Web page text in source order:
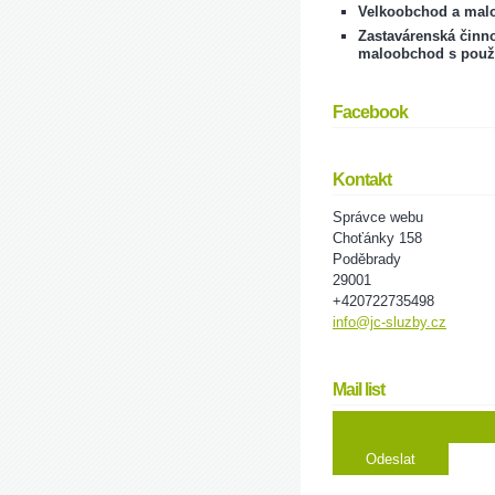
Velkoobchod a
Zastavárenská
maloobchod s
Facebook
Kontakt
Správce webu
Choťánky 158
Poděbrady
29001
+420722735498
info@jc-sluzby.cz
Mail list